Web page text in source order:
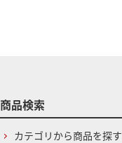
商品検索
カテゴリから商品を探す